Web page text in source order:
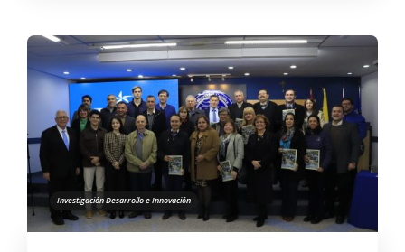
Investigación Desarrollo e Innovación